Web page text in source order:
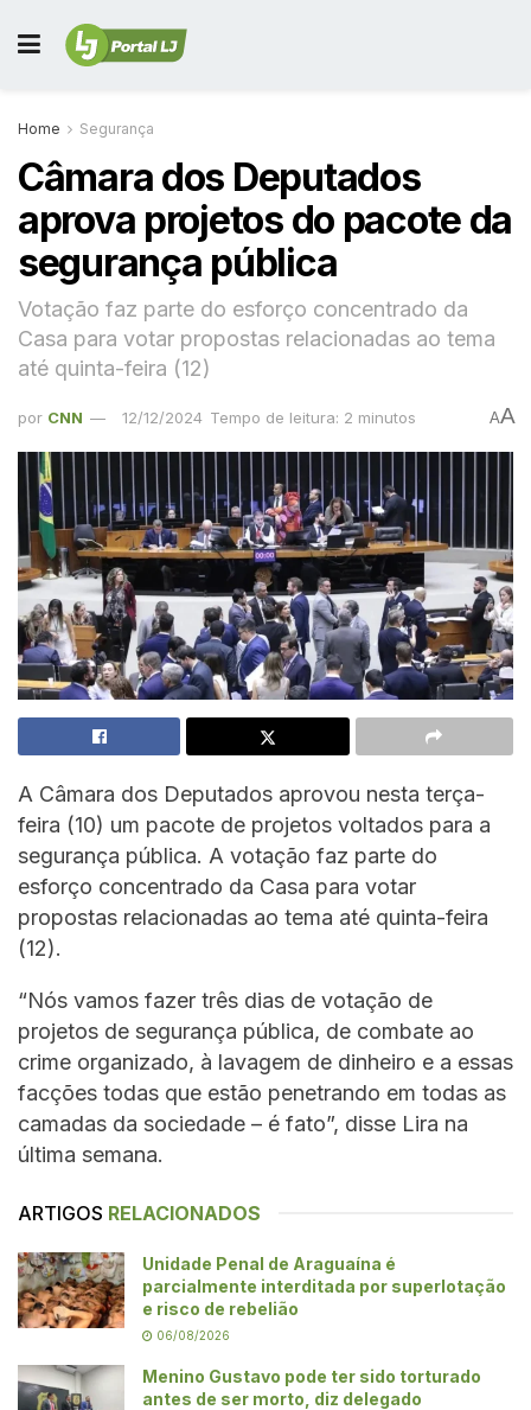
Home Segurança
Câmara dos Deputados
aprova projetos do pacote da
segurança pública
Votação faz parte do esforço concentrado da
Casa para votar propostas relacionadas ao tema
até quinta-feira (12)
por CNN 12/12/2024 Tempo de leitura: 2 minutos AA
A Câmara dos Deputados aprovou nesta terça-
feira (10) um pacote de projetos voltados para a
segurança pública. A votação faz parte do
esforço concentrado da Casa para votar
propostas relacionadas ao tema até quinta-feira
(12).
“Nós vamos fazer três dias de votação de
projetos de segurança pública, de combate ao
crime organizado, à lavagem de dinheiro e a essas
facções todas que estão penetrando em todas as
camadas da sociedade – é fato”, disse Lira na
última semana.
ARTIGOS RELACIONADOS
Unidade Penal de Araguaína é
parcialmente interditada por superlotação
e risco de rebelião
06/08/2026
Menino Gustavo pode ter sido torturado
antes de ser morto, diz delegado